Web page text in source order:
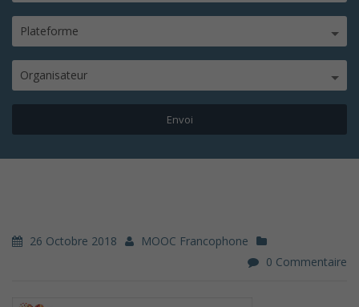
Plateforme
Organisateur
26 Octobre 2018
MOOC Francophone
0 Commentaire